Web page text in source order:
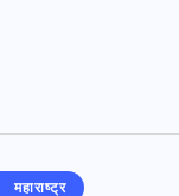
महाराष्ट्र